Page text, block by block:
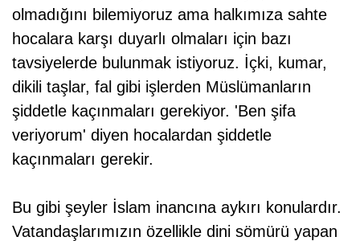
olmadığını bilemiyoruz ama halkımıza sahte
hocalara karşı duyarlı olmaları için bazı
tavsiyelerde bulunmak istiyoruz. İçki, kumar,
dikili taşlar, fal gibi işlerden Müslümanların
şiddetle kaçınmaları gerekiyor. 'Ben şifa
veriyorum' diyen hocalardan şiddetle
kaçınmaları gerekir.
Bu gibi şeyler İslam inancına aykırı konulardır.
Vatandaşlarımızın özellikle dini sömürü yapan